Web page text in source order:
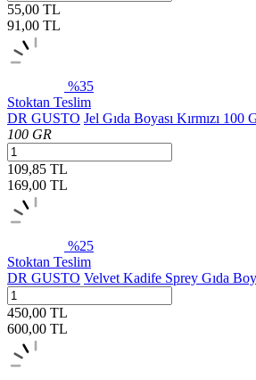
55,00 TL
91,00 TL
%35
Stoktan Teslim
DR GUSTO Jel Gıda Boyası Kırmızı 100
100 GR
109,85 TL
169,00 TL
%25
Stoktan Teslim
DR GUSTO Velvet Kadife Sprey Gıda
450,00 TL
600,00 TL